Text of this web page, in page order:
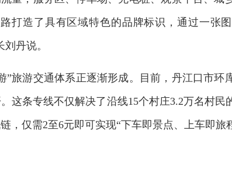
打造了具有区域特色的品牌标识，通过一张
丹说。
”旅游交通体系正逐渐形成。目前，丹江口市环
这条专线不仅解决了沿线15个村庄3.2万名村民
，仅需2至6元即可实现“下车即景点、上车即旅